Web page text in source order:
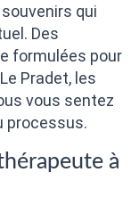
qui
Des
formulées pour
Pradet, les
vous sentez
processus.
à